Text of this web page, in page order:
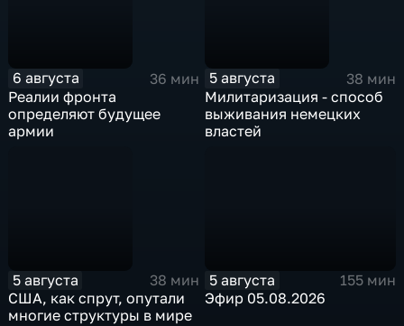
6 августа
36 мин
Реалии фронта
определяют будущее
армии
5 августа
38 мин
Милитаризация - способ
выживания немецких
властей
5 августа
38 мин
США, как спрут, опутали
многие структуры в мире
5 августа
155 мин
Эфир 05.08.2026